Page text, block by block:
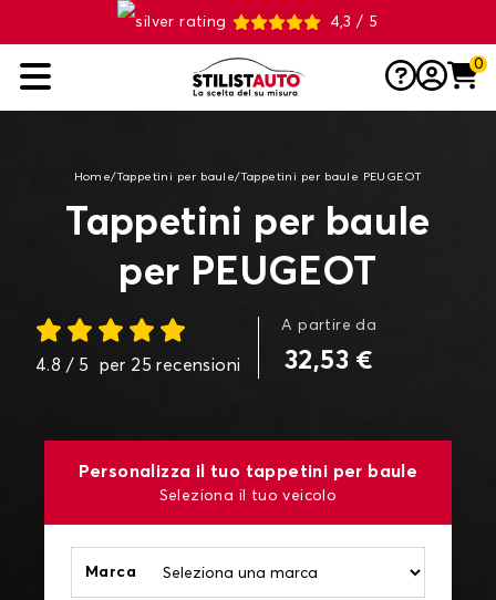
4,3 / 5
0
Home/Tappetini per baule/Tappetini per baule PEUGEOT
Tappetini per baule
per PEUGEOT
4.8 / 5 per 25 recensioni
A partire da
32,53 €
Personalizza il tuo tappetini per baule
Seleziona il tuo veicolo
Marca